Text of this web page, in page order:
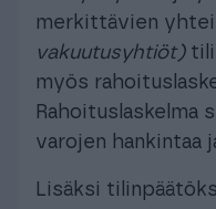
merkittävien
vakuutusyhtiöt)
myös
Rahoituslaskelma
varojen hankintaa
Lisäksi